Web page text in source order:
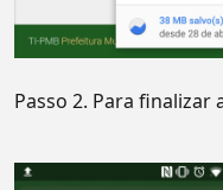
Passo 2. Para finalizar